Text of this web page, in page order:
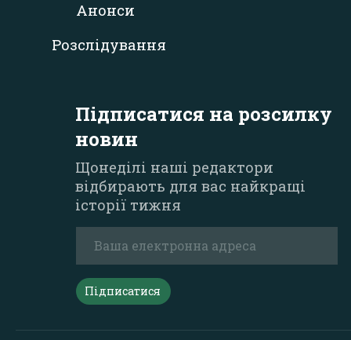
Анонси
Розслідування
Підписатися на розсилку
новин
Щонеділі наші редактори
відбирають для вас найкращі
історії тижня
Підписатися